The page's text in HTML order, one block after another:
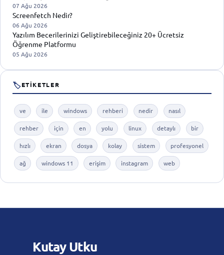
07 Ağu 2026
Screenfetch Nedir?
06 Ağu 2026
Yazılım Becerilerinizi Geliştirebileceğiniz 20+ Ücretsiz
Öğrenme Platformu
05 Ağu 2026
🏷ETIKETLER
ve ile windows rehberi nedir nasıl
rehber için en yolu linux detaylı bir
hızlı ekran dosya kolay sistem profesyonel
ağ windows 11 erişim instagram web
KutayUtku